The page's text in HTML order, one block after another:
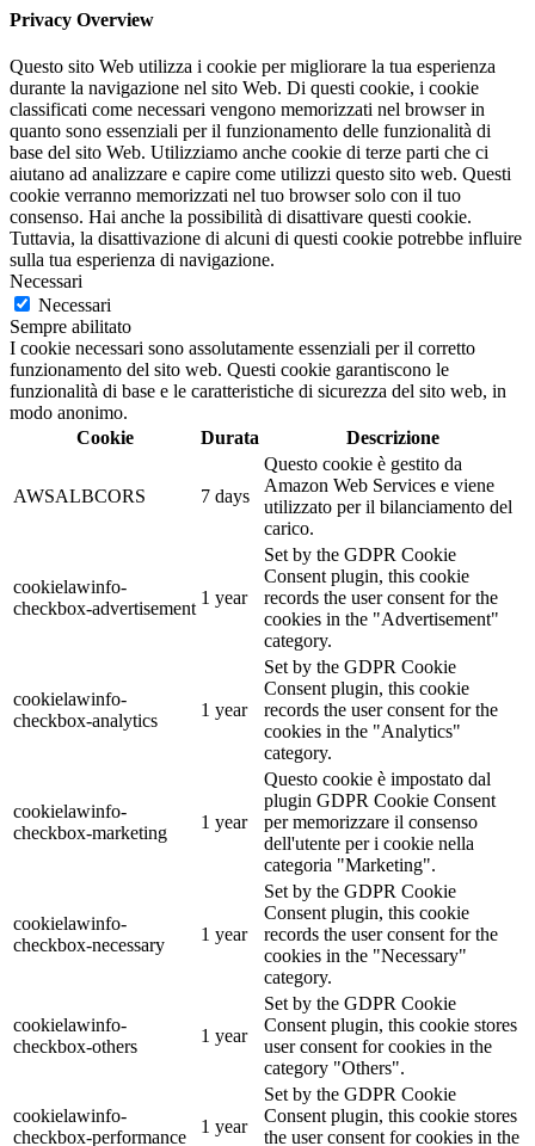
Privacy Overview
Questo sito Web utilizza i cookie per migliorare la tua esperienza
durante la navigazione nel sito Web. Di questi cookie, i cookie
classificati come necessari vengono memorizzati nel browser in
quanto sono essenziali per il funzionamento delle funzionalità di
base del sito Web. Utilizziamo anche cookie di terze parti che ci
aiutano ad analizzare e capire come utilizzi questo sito web. Questi
cookie verranno memorizzati nel tuo browser solo con il tuo
consenso. Hai anche la possibilità di disattivare questi cookie.
Tuttavia, la disattivazione di alcuni di questi cookie potrebbe influire
sulla tua esperienza di navigazione.
Necessari
Necessari
Sempre abilitato
I cookie necessari sono assolutamente essenziali per il corretto
funzionamento del sito web. Questi cookie garantiscono le
funzionalità di base e le caratteristiche di sicurezza del sito web, in
modo anonimo.
Cookie
Durata Descrizione
AWSALBCORS 7 days
Questo cookie è gestito da
Amazon Web Services e viene
utilizzato per il bilanciamento del
carico.
cookielawinfo-
checkbox-advertisement
1 year
Set by the GDPR Cookie
Consent plugin, this cookie
records the user consent for the
cookies in the "Advertisement"
category.
cookielawinfo-
checkbox-analytics
1 year
Set by the GDPR Cookie
Consent plugin, this cookie
records the user consent for the
cookies in the "Analytics"
category.
cookielawinfo-
checkbox-marketing
1 year
Questo cookie è impostato dal
plugin GDPR Cookie Consent
per memorizzare il consenso
dell'utente per i cookie nella
categoria "Marketing".
cookielawinfo-
checkbox-necessary
1 year
Set by the GDPR Cookie
Consent plugin, this cookie
records the user consent for the
cookies in the "Necessary"
category.
cookielawinfo-
checkbox-others
1 year
Set by the GDPR Cookie
Consent plugin, this cookie stores
user consent for cookies in the
category "Others".
cookielawinfo-
checkbox-performance
1 year
Set by the GDPR Cookie
Consent plugin, this cookie stores
the user consent for cookies in the